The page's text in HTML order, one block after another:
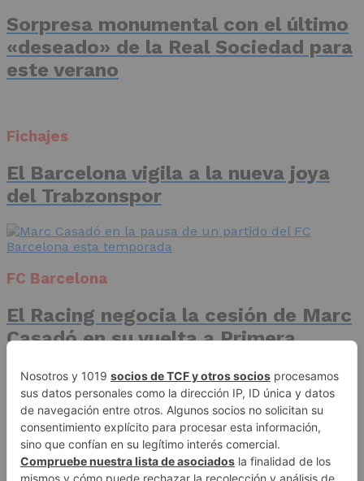
Sorpresa monumental con el último
«deseado» de la Real Sociedad para
este verano
Fichajes
El Barcelona vigila a la nueva joya
del Trabzonspor
FC Barcelona
El Racing negocia la cesión de Marc
Casadó en su vuelta a Primera
Advertisement
Publicidad
Aviso legal
Política de privacidad
Autores